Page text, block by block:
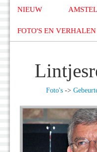
NIEUW
FOTO'S EN VERHALEN
Foto's ->